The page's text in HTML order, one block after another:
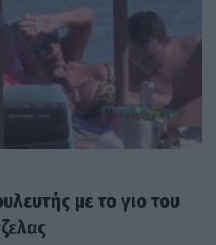
με το γιο του